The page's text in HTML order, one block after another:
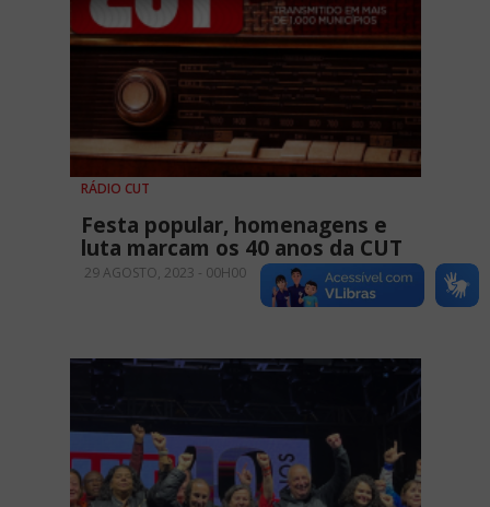
RÁDIO CUT
Festa popular, homenagens e
luta marcam os 40 anos da CUT
29 AGOSTO, 2023 - 00H00